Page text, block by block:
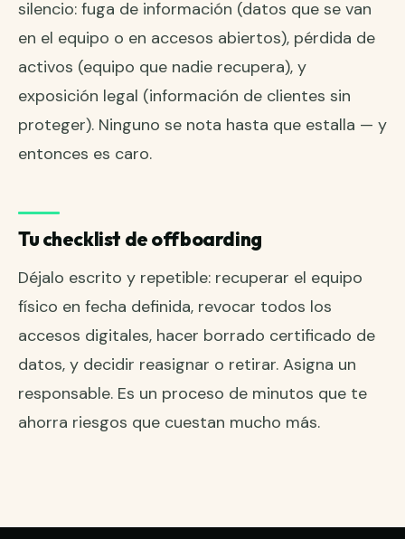
silencio: fuga de información (datos que se van
en el equipo o en accesos abiertos), pérdida de
activos (equipo que nadie recupera), y
exposición legal (información de clientes sin
proteger). Ninguno se nota hasta que estalla — y
entonces es caro.
Tu checklist de offboarding
Déjalo escrito y repetible: recuperar el equipo
físico en fecha definida, revocar todos los
accesos digitales, hacer borrado certificado de
datos, y decidir reasignar o retirar. Asigna un
responsable. Es un proceso de minutos que te
ahorra riesgos que cuestan mucho más.